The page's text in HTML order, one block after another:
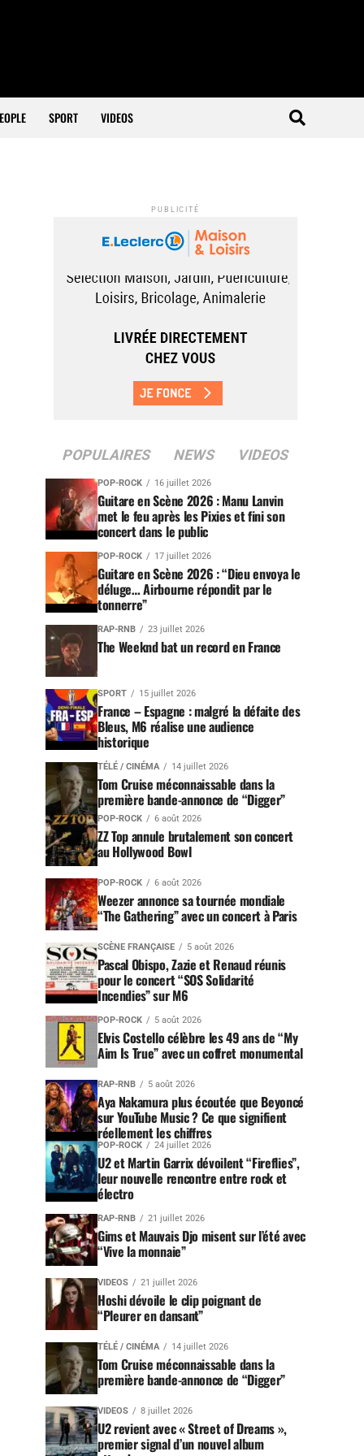
SPORT VIDEOS
PUBLICITÉ
POPULAIRES NEWS VIDEOS
POP-ROCK 16 juillet 2026
Guitare en Scène 2026 : Manu Lanvin
met le feu après les Pixies et fini son
concert dans le public
POP-ROCK 17 juillet 2026
Guitare en Scène 2026 : “Dieu envoya le
déluge… Airbourne répondit par le
tonnerre”
RAP-RNB 23 juillet 2026
The Weeknd bat un record en France
SPORT 15 juillet 2026
France – Espagne : malgré la défaite des
Bleus, M6 réalise une audience
historique
TÉLÉ / CINÉMA 14 juillet 2026
Tom Cruise méconnaissable dans la
première bande-annonce de “Digger”
POP-ROCK 6 août 2026
ZZ Top annule brutalement son concert
au Hollywood Bowl
POP-ROCK 6 août 2026
Weezer annonce sa tournée mondiale
“The Gathering” avec un concert à Paris
SCÈNE FRANÇAISE 5 août 2026
Pascal Obispo, Zazie et Renaud réunis
pour le concert “SOS Solidarité
Incendies” sur M6
POP-ROCK 5 août 2026
Elvis Costello célèbre les 49 ans de “My
Aim Is True” avec un coffret monumental
RAP-RNB 5 août 2026
Aya Nakamura plus écoutée que Beyoncé
sur YouTube Music ? Ce que signifient
réellement les chiffres
POP-ROCK 24 juillet 2026
U2 et Martin Garrix dévoilent “Fireflies”,
leur nouvelle rencontre entre rock et
électro
RAP-RNB 21 juillet 2026
Gims et Mauvais Djo misent sur l’été avec
“Vive la monnaie”
VIDEOS 21 juillet 2026
Hoshi dévoile le clip poignant de
“Pleurer en dansant”
TÉLÉ / CINÉMA 14 juillet 2026
Tom Cruise méconnaissable dans la
première bande-annonce de “Digger”
VIDEOS 8 juillet 2026
U2 revient avec « Street of Dreams »,
premier signal d’un nouvel album